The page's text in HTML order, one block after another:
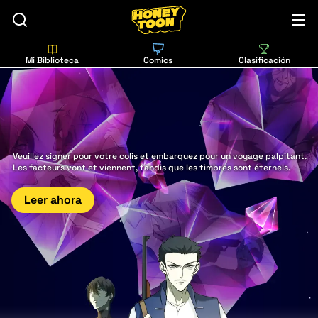
Mi Biblioteca Comics Clasificación
Veuillez signer pour votre colis et embarquez pour un voyage palpitant.
Les facteurs vont et viennent, tandis que les timbres sont éternels.
Leer ahora